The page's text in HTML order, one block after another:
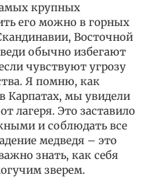
крупных
его можно в горных
Восточной
обычно избегают
чувствуют угрозу
Я помню, как
Карпатах, мы увидели
лагеря. Это заставило
и соблюдать все
медведя – это
знать, как себя
зверем.